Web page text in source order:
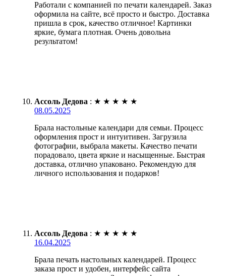
Работали с компанией по печати календарей. Заказ
оформила на сайте, всё просто и быстро. Доставка
пришла в срок, качество отличное! Картинки
яркие, бумага плотная. Очень довольна
результатом!
Ассоль Дедова : ★ ★ ★ ★ ★
08.05.2025
Брала настольные календари для семьи. Процесс
оформления прост и интуитивен. Загрузила
фотографии, выбрала макеты. Качество печати
порадовало, цвета яркие и насыщенные. Быстрая
доставка, отлично упаковано. Рекомендую для
личного использования и подарков!
Ассоль Дедова : ★ ★ ★ ★ ★
16.04.2025
Брала печать настольных календарей. Процесс
заказа прост и удобен, интерфейс сайта